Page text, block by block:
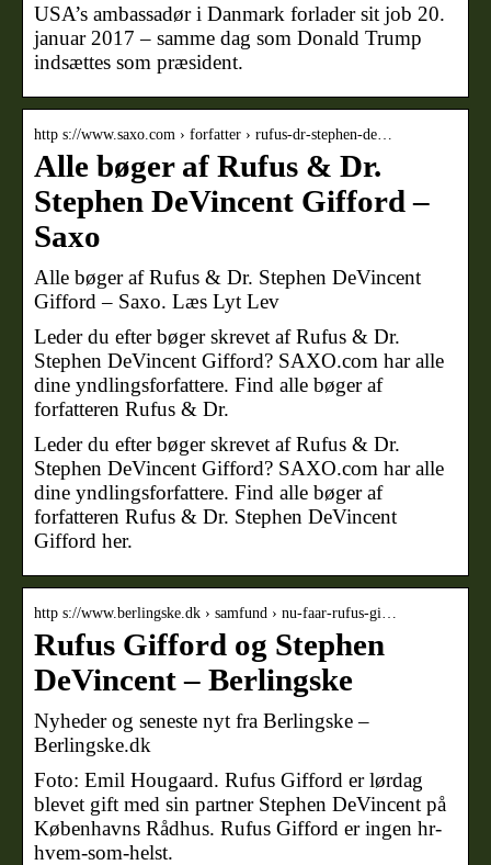
USA’s ambassadør i Danmark forlader sit job 20.
januar 2017 – samme dag som Donald Trump
indsættes som præsident.
http s://www.saxo.com › forfatter › rufus-dr-stephen-de…
Alle bøger af Rufus & Dr.
Stephen DeVincent Gifford –
Saxo
Alle bøger af Rufus & Dr. Stephen DeVincent
Gifford – Saxo. Læs Lyt Lev
Leder du efter bøger skrevet af Rufus & Dr.
Stephen DeVincent Gifford? SAXO.com har alle
dine yndlingsforfattere. Find alle bøger af
forfatteren Rufus & Dr.
Leder du efter bøger skrevet af Rufus & Dr.
Stephen DeVincent Gifford? SAXO.com har alle
dine yndlingsforfattere. Find alle bøger af
forfatteren Rufus & Dr. Stephen DeVincent
Gifford her.
http s://www.berlingske.dk › samfund › nu-faar-rufus-gi…
Rufus Gifford og Stephen
DeVincent – Berlingske
Nyheder og seneste nyt fra Berlingske –
Berlingske.dk
Foto: Emil Hougaard. Rufus Gifford er lørdag
blevet gift med sin partner Stephen DeVincent på
Københavns Rådhus. Rufus Gifford er ingen hr-
hvem-som-helst.